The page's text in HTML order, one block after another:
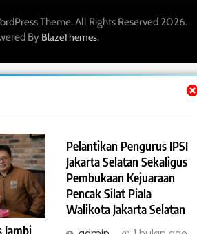
Jambi
Pelantikan Pengurus IPSI
Jakarta Selatan Sekaligus
Pembukaan Kejuaraan
Pencak Silat Piala
Walikota Jakarta Selatan
Theme. All Rights Reserved 2026.
By BlazeThemes.